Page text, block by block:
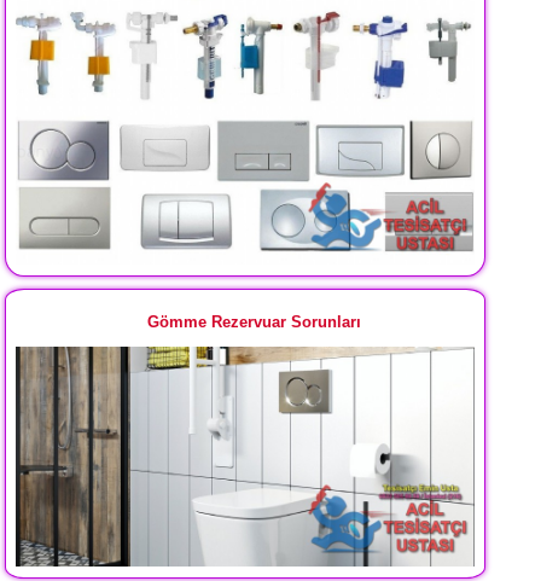
Gömme Rezervuar Sorunları